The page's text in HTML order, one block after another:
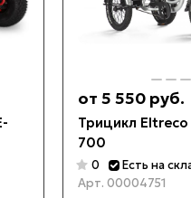
от 5 550 руб.
Трицикл
700
0
Есть на
Арт. 00004751